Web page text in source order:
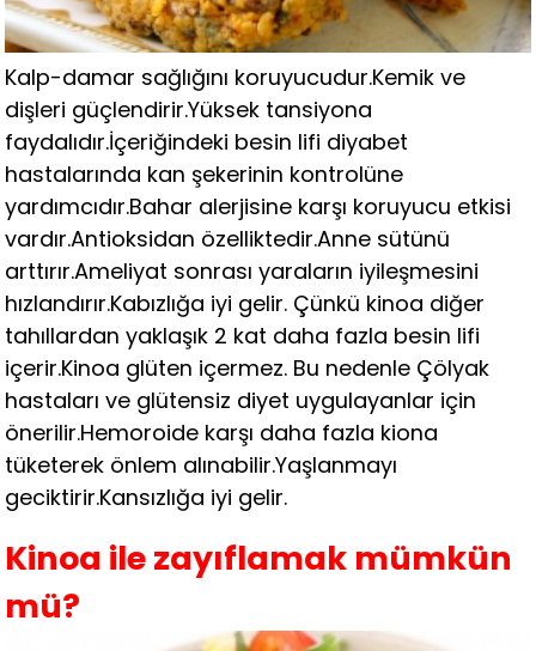
Kalp-damar sağlığını koruyucudur.Kemik ve
dişleri güçlendirir.Yüksek tansiyona
faydalıdır.İçeriğindeki besin lifi diyabet
hastalarında kan şekerinin kontrolüne
yardımcıdır.Bahar alerjisine karşı koruyucu etkisi
vardır.Antioksidan özelliktedir.Anne sütünü
arttırır.Ameliyat sonrası yaraların iyileşmesini
hızlandırır.Kabızlığa iyi gelir. Çünkü kinoa diğer
tahıllardan yaklaşık 2 kat daha fazla besin lifi
içerir.Kinoa glüten içermez. Bu nedenle Çölyak
hastaları ve glütensiz diyet uygulayanlar için
önerilir.Hemoroide karşı daha fazla kiona
tüketerek önlem alınabilir.Yaşlanmayı
geciktirir.Kansızlığa iyi gelir.
Kinoa ile zayıflamak mümkün
mü?